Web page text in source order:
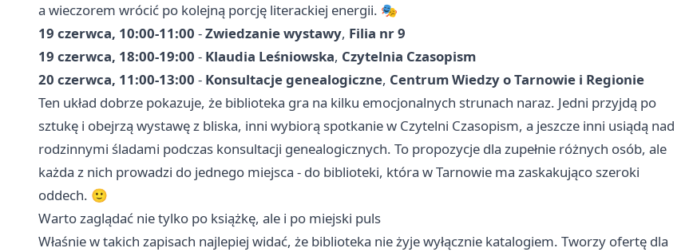
a wieczorem wrócić po kolejną porcję literackiej energii. 🎭
19 czerwca, 10:00-11:00 -Zwiedzanie wystawy, Filia nr 9
19 czerwca, 18:00-19:00 - Klaudia Leśniowska, Czytelnia Czasopism
20 czerwca, 11:00-13:00 - Konsultacje genealogiczne, Centrum Wiedzy o Tarnowie i Regionie
Ten układ dobrze pokazuje, że biblioteka gra na kilku emocjonalnych strunach naraz. Jedni przyjdą po
sztukę i obejrzą wystawę z bliska, inni wybiorą spotkanie w Czytelni Czasopism, a jeszcze inni usiądą nad
rodzinnymi śladami podczas konsultacji genealogicznych. To propozycje dla zupełnie różnych osób, ale
każda z nich prowadzi do jednego miejsca - do biblioteki, która w Tarnowie ma zaskakująco szeroki
oddech. 🙂
Warto zaglądać nie tylko po książkę, ale i po miejski puls
Właśnie w takich zapisach najlepiej widać, że biblioteka nie żyje wyłącznie katalogiem. Tworzy ofertę dla